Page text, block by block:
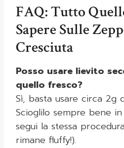
FAQ: Tutto
Sapere Sulle
Cresciuta
Posso usare lievito
quello fresco?
Sì, basta usare circa 2g
Scioglilo sempre bene
segui la stessa
rimane fluffy!).